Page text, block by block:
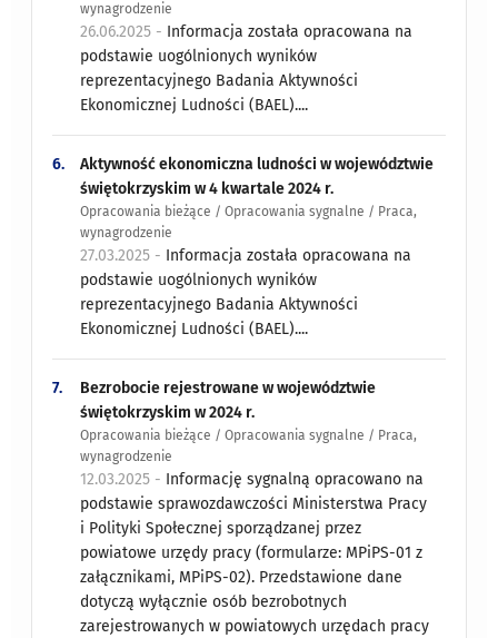
wynagrodzenie
26.06.2025 - Informacja została opracowana na
podstawie uogólnionych wyników
reprezentacyjnego Badania Aktywności
Ekonomicznej Ludności (BAEL)....
6.
Aktywność ekonomiczna ludności w województwie
świętokrzyskim w 4 kwartale 2024 r.
Opracowania bieżące / Opracowania sygnalne / Praca,
wynagrodzenie
27.03.2025 - Informacja została opracowana na
podstawie uogólnionych wyników
reprezentacyjnego Badania Aktywności
Ekonomicznej Ludności (BAEL)....
7.
Bezrobocie rejestrowane w województwie
świętokrzyskim w 2024 r.
Opracowania bieżące / Opracowania sygnalne / Praca,
wynagrodzenie
12.03.2025 - Informację sygnalną opracowano na
podstawie sprawozdawczości Ministerstwa Pracy
i Polityki Społecznej sporządzanej przez
powiatowe urzędy pracy (formularze: MPiPS-01 z
załącznikami, MPiPS-02). Przedstawione dane
dotyczą wyłącznie osób bezrobotnych
zarejestrowanych w powiatowych urzędach pracy